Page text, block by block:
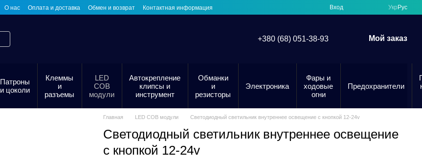
О нас Оплата и доставка Обмен и возврат Контактная информация Вход Укр Рус
+380 (68) 051-38-93 Мой заказ
Патроны
и цоколи
Клеммы
и
разъемы
LED
COB
модули
Автокрепление
клипсы и
инструмент
Обманки
и
резисторы
Электроника
Фары и
ходовые
огни
Предохранители
Главная LED COB модули Светодиодный светильник внутреннее освещение с кнопкой 12-24v
Светодиодный светильник внутреннее освещение
с кнопкой 12-24v